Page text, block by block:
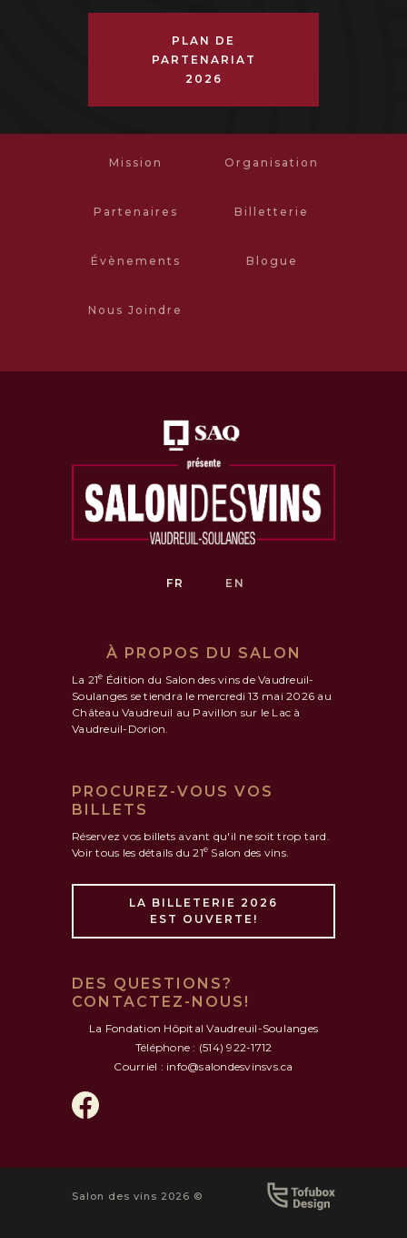
PLAN DE
PARTENARIAT
2026
Mission Organisation
Partenaires Billetterie
Évènements Blogue
Nous Joindre
FR EN
À PROPOS DU SALON
La 21e Édition du Salon des vins de Vaudreuil-
Soulanges se tiendra le mercredi 13 mai 2026 au
Château Vaudreuil au Pavillon sur le Lac à
Vaudreuil-Dorion.
PROCUREZ-VOUS VOS
BILLETS
Réservez vos billets avant qu'il ne soit trop tard.
Voir tous les détails du 21e Salon des vins.
LA BILLETERIE 2026
EST OUVERTE!
DES QUESTIONS?
CONTACTEZ-NOUS!
La Fondation Hôpital Vaudreuil-Soulanges
Téléphone : (514) 922-1712
Courriel : info@salondesvinsvs.ca
Salon des vins 2026 ©